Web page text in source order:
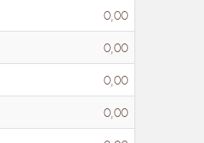
0,00
0,00
0,00
0,00